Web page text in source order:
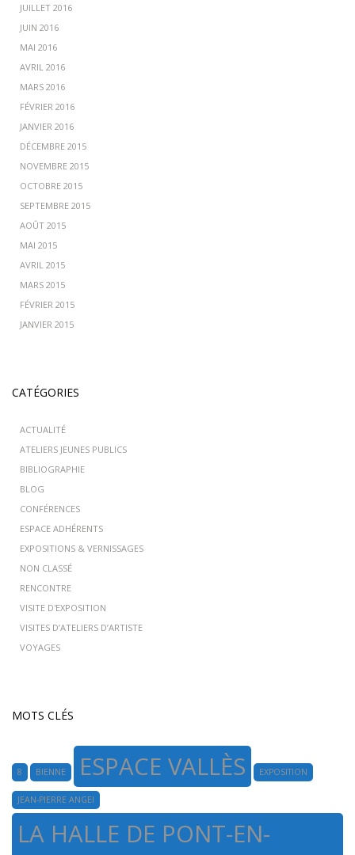
JUILLET 2016
JUIN 2016
MAI 2016
AVRIL 2016
MARS 2016
FÉVRIER 2016
JANVIER 2016
DÉCEMBRE 2015
NOVEMBRE 2015
OCTOBRE 2015
SEPTEMBRE 2015
AOÛT 2015
MAI 2015
AVRIL 2015
MARS 2015
FÉVRIER 2015
JANVIER 2015
CATÉGORIES
ACTUALITÉ
ATELIERS JEUNES PUBLICS
BIBLIOGRAPHIE
BLOG
CONFÉRENCES
ESPACE ADHÉRENTS
EXPOSITIONS & VERNISSAGES
NON CLASSÉ
RENCONTRE
VISITE D'EXPOSITION
VISITES D’ATELIERS D’ARTISTE
VOYAGES
MOTS CLÉS
8 BIENNE ESPACE VALLÈS EXPOSITION
JEAN-PIERRE ANGEI
LA HALLE DE PONT-EN-